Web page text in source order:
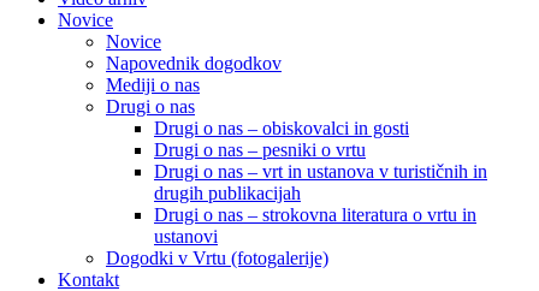
Novice
Novice
Napovednik dogodkov
Mediji o nas
Drugi o nas
Drugi o nas – obiskovalci in gosti
Drugi o nas – pesniki o vrtu
Drugi o nas – vrt in ustanova v turističnih in
drugih publikacijah
Drugi o nas – strokovna literatura o vrtu in
ustanovi
Dogodki v Vrtu (fotogalerije)
Kontakt